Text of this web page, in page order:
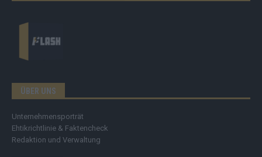
ÜBER UNS
Unternehmensporträt
Ehtikrichtlinie & Faktencheck
Redaktion und Verwaltung